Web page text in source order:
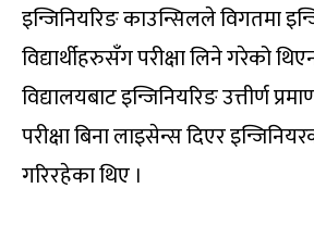
इन्जिनियरिङ काउन्सिलले विगतमा
विद्यार्थीहरुसँग परीक्षा लिने गरेको
विद्यालयबाट इन्जिनियरिङ उत्तीर्ण
परीक्षा बिना लाइसेन्स दिएर
गरिरहेका थिए ।